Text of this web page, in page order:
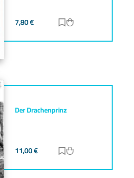
7,80€ Zur Merkliste
Der Drachenprinz
11,00€ Zur Merkliste